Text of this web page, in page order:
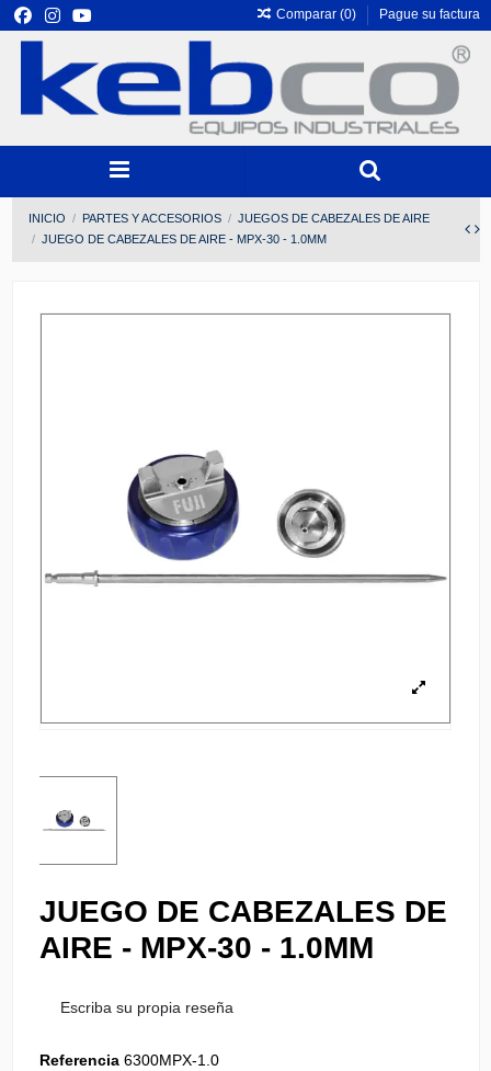
Comparar (0) Pague su factura
INICIO PARTES Y ACCESORIOS
JUEGOS DE CABEZALES DE AIRE
JUEGO DE CABEZALES DE AIRE - MPX-30 - 1.0MM
JUEGO DE CABEZALES DE
AIRE - MPX-30 - 1.0MM
Escriba su propia reseña
Referencia 6300MPX-1.0